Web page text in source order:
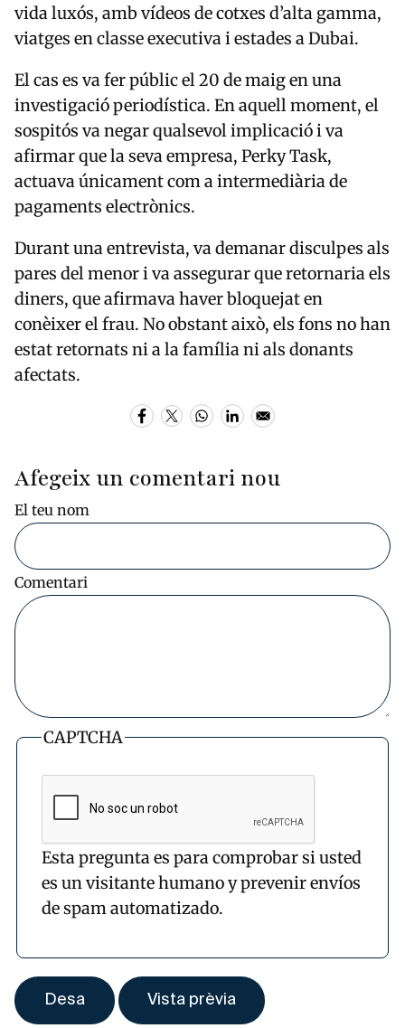
vida luxós, amb vídeos de cotxes d’alta gamma,
viatges en classe executiva i estades a Dubai.
El cas es va fer públic el 20 de maig en una
investigació periodística. En aquell moment, el
sospitós va negar qualsevol implicació i va
afirmar que la seva empresa, Perky Task,
actuava únicament com a intermediària de
pagaments electrònics.
Durant una entrevista, va demanar disculpes als
pares del menor i va assegurar que retornaria els
diners, que afirmava haver bloquejat en
conèixer el frau. No obstant això, els fons no han
estat retornats ni a la família ni als donants
afectats.
Afegeix un comentari nou
El teu nom
Comentari
CAPTCHA
Esta pregunta es para comprobar si usted
es un visitante humano y prevenir envíos
de spam automatizado.